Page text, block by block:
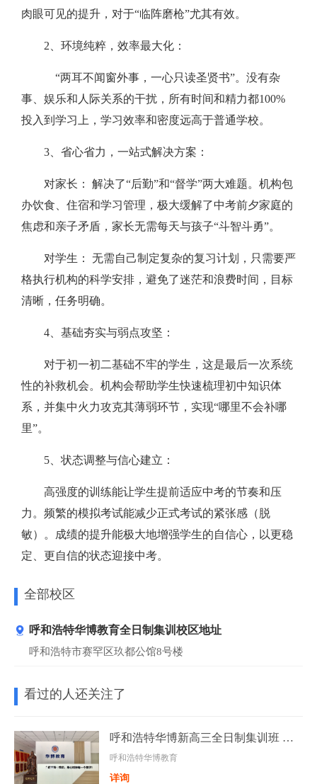
肉眼可见的提升，对于“临阵磨枪”尤其有效。
2、环境纯粹，效率最大化：
“两耳不闻窗外事，一心只读圣贤书”。没有杂
事、娱乐和人际关系的干扰，所有时间和精力都100%
投入到学习上，学习效率和密度远高于普通学校。
3、省心省力，一站式解决方案：
对家长： 解决了“后勤”和“督学”两大难题。机构包
办饮食、住宿和学习管理，极大缓解了中考前夕家庭的
焦虑和亲子矛盾，家长无需每天与孩子“斗智斗勇”。
对学生： 无需自己制定复杂的复习计划，只需要严
格执行机构的科学安排，避免了迷茫和浪费时间，目标
清晰，任务明确。
4、基础夯实与弱点攻坚：
对于初一初二基础不牢的学生，这是最后一次系统
性的补救机会。机构会帮助学生快速梳理初中知识体
系，并集中火力攻克其薄弱环节，实现“哪里不会补哪
里”。
5、状态调整与信心建立：
高强度的训练能让学生提前适应中考的节奏和压
力。频繁的模拟考试能减少正式考试的紧张感（脱
敏）。成绩的提升能极大地增强学生的自信心，以更稳
定、更自信的状态迎接中考。
全部校区
呼和浩特华博教育全日制集训校区地址
呼和浩特市赛罕区玖都公馆8号楼
看过的人还关注了
呼和浩特华博新高三全日制集训班 呼和浩特高考全日制培训班
呼和浩特华博教育
详询